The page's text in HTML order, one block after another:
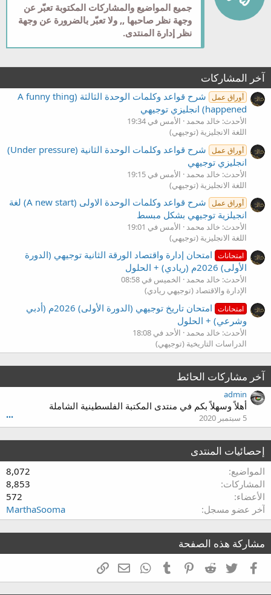
جميع المواضيع والمشاركات المكتوبة تعبّر عن
وجهة نظر صاحبها ,, ولا تعبّر بالضرورة عن وجهة
نظر إدارة المنتدى.
آخر المشاركات
أوراق عمل
شرح قواعد وكلمات الوحدة الثالثة (A funny thing
happened) انجليزي توجيهي
الأحدث: خالد محمد الأمس في 19:34
اللغة الانجليزية (توجيهي)
أوراق عمل
شرح قواعد وكلمات الوحدة الثانية (Under pressure)
انجليزي توجيهي
الأحدث: خالد محمد الأمس في 19:15
اللغة الانجليزية (توجيهي)
أوراق عمل
شرح قواعد وكلمات الوحدة الاولى (A new start) لغة
انجيلزية توجيهي بشكل مبسط
الأحدث: خالد محمد الأمس في 19:01
اللغة الانجليزية (توجيهي)
امتحانات امتحان إدارة واقتصاد الورقة الثانية توجيهي (الدورة
الأولى) 2026م (ريادي) + الحلول
الأحدث: خالد محمد الخميس في 08:58
الإدارة والاقتصاد (توجيهي ريادي)
امتحانات
امتحان تاريخ توجيهي (الدورة الأولى) 2026م (أدبي
وشرعي) + الحلول
الأحدث: خالد محمد
الأحد في 18:08
الدراسات التاريخية (توجيهي)
آخر مشاركات الحائط
admin
أهلاً وسهلاً بكم في منتدى المكتبة الفلسطينية الشاملة
5 سبتمبر 2020 •••
إحصائيات المنتدى
المواضيع
8,072
المشاركات
8,853
الأعضاء
572
آخر عضو مسجل
MarthaSooma
مشاركة هذه الصفحة
فيسبوكتويتر Reddit
Pinterest
Tumblr
WhatsAppالبريد الإلكتروني